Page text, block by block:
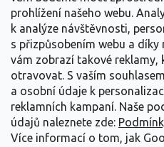
prohlížení našeho webu.
k analýze návštěvnosti,
s přizpůsobením webu a
vám zobrazí takové reklamy,
otravovat. S vaším
a osobní údaje k
reklamních kampaní. Naše
údajů naleznete zde:
Více informací o tom, jak
Informace pro Vás
Kontakujte nás